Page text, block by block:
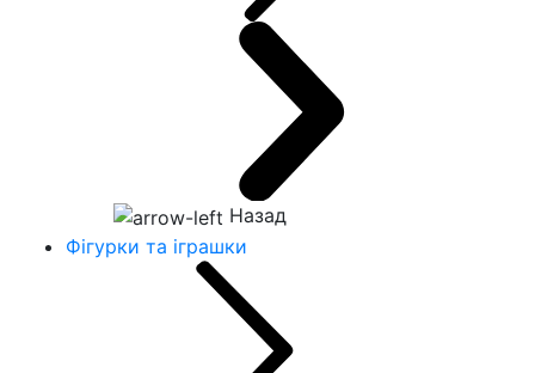
Назад
Фігурки та іграшки